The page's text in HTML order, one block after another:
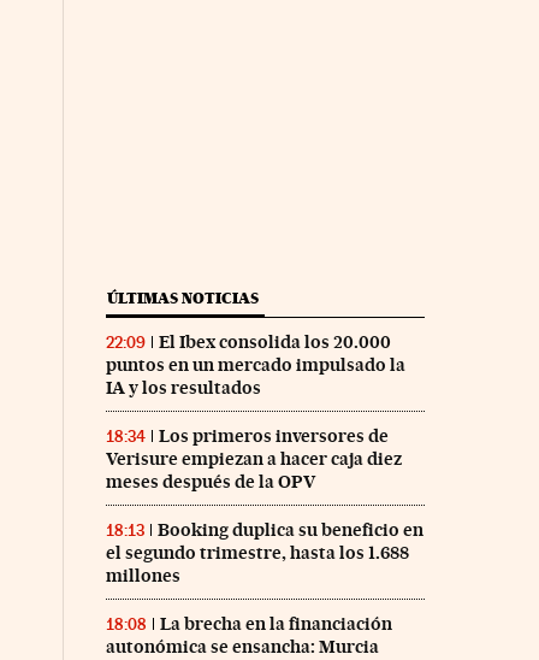
ÚLTIMAS NOTICIAS
22:09
El Ibex consolida los 20.000
puntos en un mercado impulsado la
IA y los resultados
18:34
Los primeros inversores de
Verisure empiezan a hacer caja diez
meses después de la OPV
18:13
Booking duplica su beneficio en
el segundo trimestre, hasta los 1.688
millones
18:08
La brecha en la financiación
autonómica se ensancha: Murcia